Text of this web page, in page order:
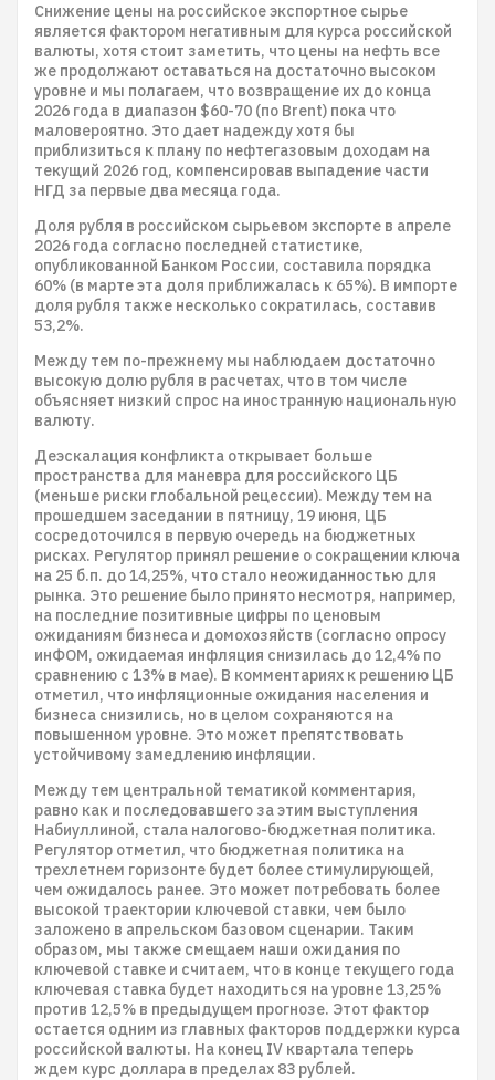
Снижение цены на российское экспортное сырье
является фактором негативным для курса российской
валюты, хотя стоит заметить, что цены на нефть все
же продолжают оставаться на достаточно высоком
уровне и мы полагаем, что возвращение их до конца
2026 года в диапазон $60-70 (по Brent) пока что
маловероятно. Это дает надежду хотя бы
приблизиться к плану по нефтегазовым доходам на
текущий 2026 год, компенсировав выпадение части
НГД за первые два месяца года.
Доля рубля в российском сырьевом экспорте в апреле
2026 года согласно последней статистике,
опубликованной Банком России, составила порядка
60% (в марте эта доля приближалась к 65%). В импорте
доля рубля также несколько сократилась, составив
53,2%.
Между тем по-прежнему мы наблюдаем достаточно
высокую долю рубля в расчетах, что в том числе
объясняет низкий спрос на иностранную национальную
валюту.
Деэскалация конфликта открывает больше
пространства для маневра для российского ЦБ
(меньше риски глобальной рецессии). Между тем на
прошедшем заседании в пятницу, 19 июня, ЦБ
сосредоточился в первую очередь на бюджетных
рисках. Регулятор принял решение о сокращении ключа
на 25 б.п. до 14,25%, что стало неожиданностью для
рынка. Это решение было принято несмотря, например,
на последние позитивные цифры по ценовым
ожиданиям бизнеса и домохозяйств (согласно опросу
инФОМ, ожидаемая инфляция снизилась до 12,4% по
сравнению с 13% в мае). В комментариях к решению ЦБ
отметил, что инфляционные ожидания населения и
бизнеса снизились, но в целом сохраняются на
повышенном уровне. Это может препятствовать
устойчивому замедлению инфляции.
Между тем центральной тематикой комментария,
равно как и последовавшего за этим выступления
Набиуллиной, стала налогово-бюджетная политика.
Регулятор отметил, что бюджетная политика на
трехлетнем горизонте будет более стимулирующей,
чем ожидалось ранее. Это может потребовать более
высокой траектории ключевой ставки, чем было
заложено в апрельском базовом сценарии. Таким
образом, мы также смещаем наши ожидания по
ключевой ставке и считаем, что в конце текущего года
ключевая ставка будет находиться на уровне 13,25%
против 12,5% в предыдущем прогнозе. Этот фактор
остается одним из главных факторов поддержки курса
российской валюты. На конец IV квартала теперь
ждем курс доллара в пределах 83 рублей.